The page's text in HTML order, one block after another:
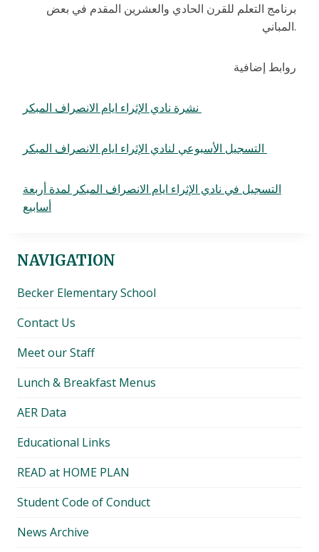
برنامج التعلم للقرن الحادي والعشرين المقدم في بعض
المباني.
روابط إضافية
التسجيل الأسبوعي لنادي الإثراء ايام الانصراف المبكر
التسجيل في نادي الإثراء ايام الانصراف المبكر لمدة أربعة
أسابيع
NAVIGATION
Becker Elementary School
Contact Us
Meet our Staff
Lunch & Breakfast Menus
AER Data
Educational Links
READ at HOME PLAN
Student Code of Conduct
News Archive